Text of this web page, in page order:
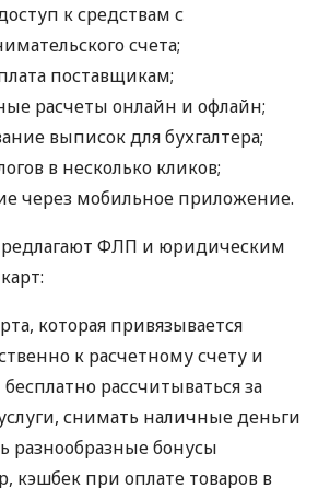
к средствам с
счета;
поставщикам;
расчеты онлайн и офлайн;
выписок для бухгалтера;
в несколько кликов;
через мобильное приложение.
ФЛП и юридическим
которая привязывается
к расчетному счету и
бесплатно рассчитываться за
снимать наличные деньги
разнообразные бонусы
кэшбек при оплате товаров в